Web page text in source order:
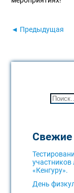
◄ Предыдущая
Свежие
участников
«Кенгуру».
День